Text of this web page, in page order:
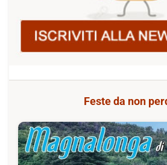
Feste da non